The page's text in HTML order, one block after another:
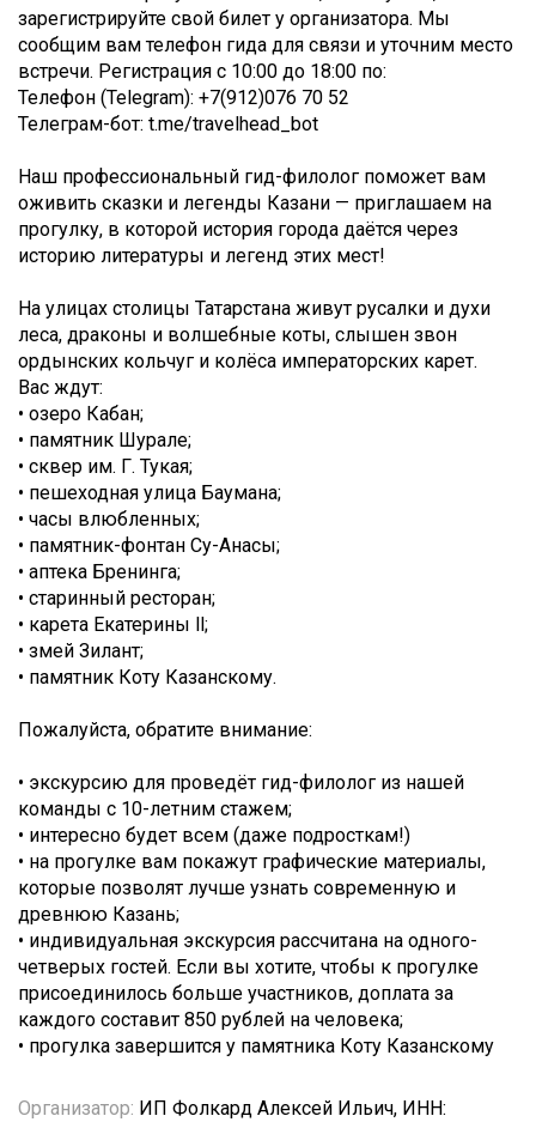
зарегистрируйте свой билет у организатора. Мы
сообщим вам телефон гида для связи и уточним место
встречи. Регистрация c 10:00 до 18:00 по:
Телефон (Telegram): +7(912)076 70 52
Телеграм-бот: t.me/travelhead_bot
Наш профессиональный гид-филолог поможет вам
оживить сказки и легенды Казани — приглашаем на
прогулку, в которой история города даётся через
историю литературы и легенд этих мест!
На улицах столицы Татарстана живут русалки и духи
леса, драконы и волшебные коты, слышен звон
ордынских кольчуг и колёса императорских карет.
Вас ждут:
• озеро Кабан;
• памятник Шурале;
• сквер им. Г. Тукая;
• пешеходная улица Баумана;
• часы влюбленных;
• памятник-фонтан Су-Анасы;
• аптека Бренинга;
• старинный ресторан;
• карета Екатерины ll;
• змей Зилант;
• памятник Коту Казанскому.
Пожалуйста, обратите внимание:
• экскурсию для проведёт гид-филолог из нашей
команды с 10-летним стажем;
• интересно будет всем (даже подросткам!)
• на прогулке вам покажут графические материалы,
которые позволят лучше узнать современную и
древнюю Казань;
• индивидуальная экскурсия рассчитана на одного-
четверых гостей. Если вы хотите, чтобы к прогулке
присоединилось больше участников, доплата за
каждого составит 850 рублей на человека;
• прогулка завершится у памятника Коту Казанскому
Организатор: ИП Фолкард Алексей Ильич, ИНН: